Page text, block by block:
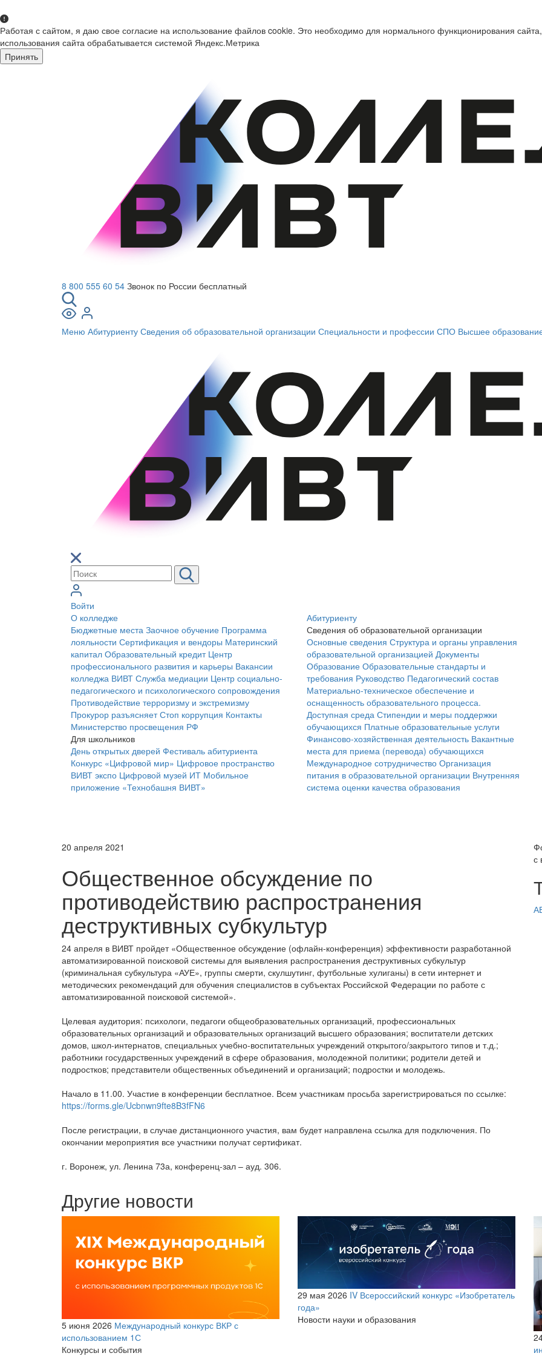
Работая с сайтом, я даю свое согласие на использование файлов cookie. Это необходимо для нормального функционирования
использования сайта обрабатывается системой Яндекс.Метрика
Принять
8 800 555 60 54 Звонок по России бесплатный
Меню Абитуриенту Сведения об образовательной организации Специальности и профессии СПО Высшее
Войти
О колледже
Бюджетные места Заочное обучение Программа
лояльности Сертификация и вендоры Материнский
капитал Образовательный кредит Центр
профессионального развития и карьеры Вакансии
колледжа ВИВТ Служба медиации Центр социально-
педагогического и психологического сопровождения
Противодействие терроризму и экстремизму
Прокурор разъясняетСтоп коррупция Контакты
Министерство просвещения РФ
Для школьников
День открытых дверей Фестиваль абитуриента
Конкурс «Цифровой мир» Цифровое пространство
ВИВТ экспо Цифровой музей ИТ Мобильное
приложение «Технобашня ВИВТ»
Абитуриенту
Сведения об образовательной организации
Основные сведения Структура и органы управления
образовательной организацией Документы
Образование Образовательные стандарты и
требования Руководство Педагогический состав
Материально-техническое обеспечение и
оснащенность образовательного процесса.
Доступная среда Стипендии и меры поддержки
обучающихся Платные образовательные услуги
Финансово-хозяйственная деятельность Вакантные
места для приема (перевода) обучающихся
Международное сотрудничество Организация
питания в образовательной организации Внутренняя
система оценки качества образования
20 апреля 2021
Общественное обсуждение по
противодействию распространения
деструктивных субкультур
24 апреля в ВИВТ пройдет «Общественное обсуждение (офлайн-конференция) эффективности разработанной
автоматизированной поисковой системы для выявления распространения деструктивных субкультур
(криминальная субкультура «АУЕ», группы смерти, скулшутинг, футбольные хулиганы) в сети интернет и
методических рекомендаций для обучения специалистов в субъектах Российской Федерации по работе с
автоматизированной поисковой системой».
Целевая аудитория: психологи, педагоги общеобразовательных организаций, профессиональных
образовательных организаций и образовательных организаций высшего образования; воспитатели детских
домов, школ-интернатов, специальных учебно-воспитательных учреждений открытого/закрытого типов и т.д.;
работники государственных учреждений в сфере образования, молодежной политики; родители детей и
подростков; представители общественных объединений и организаций; подростки и молодежь.
Начало в 11.00. Участие в конференции бесплатное. Всем участникам просьба зарегистрироваться по ссылке:
https://forms.gle/Ucbnwn9fte8B3fFN6
После регистрации, в случае дистанционного участия, вам будет направлена ссылка для подключения. По
окончании мероприятия все участники получат сертификат.
г. Воронеж, ул. Ленина 73а, конференц-зал – ауд. 306.
с
Другие новости
5 июня 2026 Международный конкурс ВКР с
использованием 1С
Конкурсы и события
29 мая 2026 IV Всероссийский конкурс «Изобретатель
года»
Новости науки и образования